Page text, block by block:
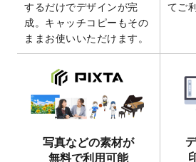
方法」を公開いたし
2026/4/21
アクリルキーホルダ
ート を追加いたしま
りました！
2025/12/22
【新商品】アクリル
きるようになりまし
2025/12/22
2026年版4月始まり
テンプレート
を公
するだけでデザインが完
成。キャッチコピーもその
ままお使いいただけます。
てご
写真などの素材が
無料で利用可能